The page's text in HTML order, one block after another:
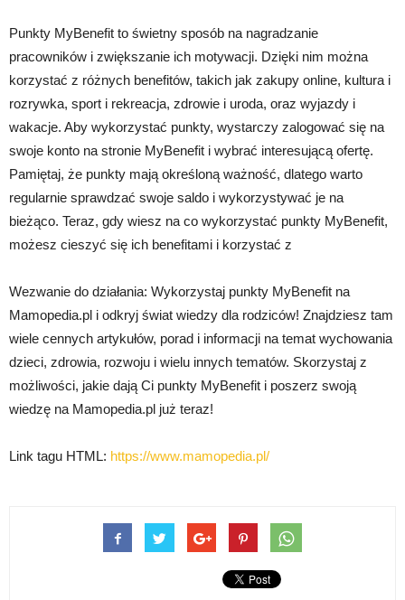
Punkty MyBenefit to świetny sposób na nagradzanie
pracowników i zwiększanie ich motywacji. Dzięki nim można
korzystać z różnych benefitów, takich jak zakupy online, kultura i
rozrywka, sport i rekreacja, zdrowie i uroda, oraz wyjazdy i
wakacje. Aby wykorzystać punkty, wystarczy zalogować się na
swoje konto na stronie MyBenefit i wybrać interesującą ofertę.
Pamiętaj, że punkty mają określoną ważność, dlatego warto
regularnie sprawdzać swoje saldo i wykorzystywać je na
bieżąco. Teraz, gdy wiesz na co wykorzystać punkty MyBenefit,
możesz cieszyć się ich benefitami i korzystać z
Wezwanie do działania: Wykorzystaj punkty MyBenefit na
Mamopedia.pl i odkryj świat wiedzy dla rodziców! Znajdziesz tam
wiele cennych artykułów, porad i informacji na temat wychowania
dzieci, zdrowia, rozwoju i wielu innych tematów. Skorzystaj z
możliwości, jakie dają Ci punkty MyBenefit i poszerz swoją
wiedzę na Mamopedia.pl już teraz!
Link tagu HTML: https://www.mamopedia.pl/